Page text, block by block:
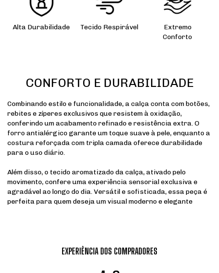
Alta Durabilidade Tecido Respirável
Extremo
Conforto
CONFORTO E DURABILIDADE
Combinando estilo e funcionalidade, a calça conta com botões,
rebites e zíperes exclusivos que resistem à oxidação,
conferindo um acabamento refinado e resistência extra. O
forro antialérgico garante um toque suave à pele, enquanto a
costura reforçada com tripla camada oferece durabilidade
para o uso diário.
Além disso, o tecido aromatizado da calça, ativado pelo
movimento, confere uma experiência sensorial exclusiva e
agradável ao longo do dia. Versátil e sofisticada, essa peça é
perfeita para quem deseja um visual moderno e elegante
EXPERIÊNCIA DOS COMPRADORES